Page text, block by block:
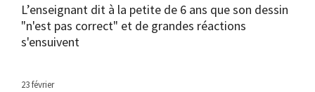
L’enseignant dit à la petite de 6 ans que son dessin
"n'est pas correct" et de grandes réactions
s'ensuivent
23 février